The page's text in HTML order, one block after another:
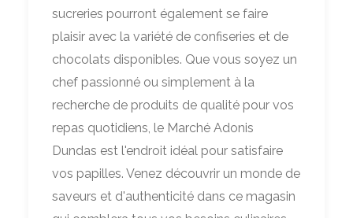
sucreries pourront également se faire
plaisir avec la variété de confiseries et de
chocolats disponibles. Que vous soyez un
chef passionné ou simplement à la
recherche de produits de qualité pour vos
repas quotidiens, le Marché Adonis
Dundas est l'endroit idéal pour satisfaire
vos papilles. Venez découvrir un monde de
saveurs et d'authenticité dans ce magasin